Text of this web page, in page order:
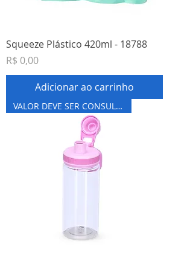
Squeeze Plástico 420ml - 18788
Preço
R$ 0,00
Adicionar ao carrinho
VALOR DEVE SER CONSULTADO